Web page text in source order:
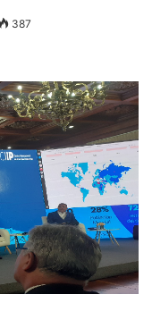
387